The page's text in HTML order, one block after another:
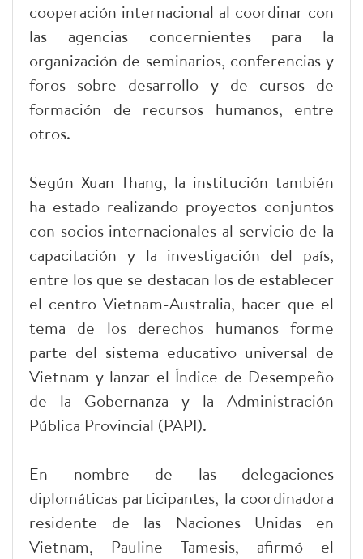
cooperación internacional al coordinar con
las agencias concernientes para la
organización de seminarios, conferencias y
foros sobre desarrollo y de cursos de
formación de recursos humanos, entre
otros.
Según Xuan Thang, la institución también
ha estado realizando proyectos conjuntos
con socios internacionales al servicio de la
capacitación y la investigación del país,
entre los que se destacan los de establecer
el centro Vietnam-Australia, hacer que el
tema de los derechos humanos forme
parte del sistema educativo universal de
Vietnam y lanzar el Índice de Desempeño
de la Gobernanza y la Administración
Pública Provincial (PAPI).
En nombre de las delegaciones
diplomáticas participantes, la coordinadora
residente de las Naciones Unidas en
Vietnam, Pauline Tamesis, afirmó el